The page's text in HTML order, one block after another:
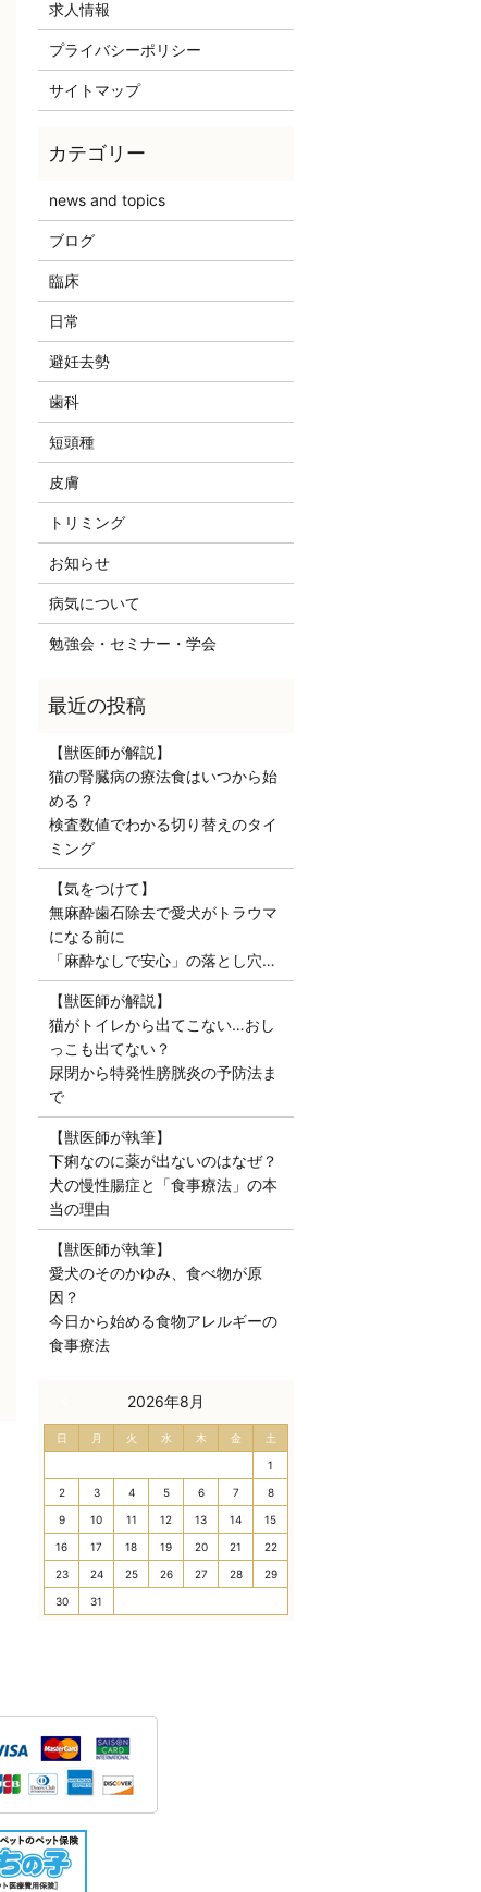
求人情報
プライバシーポリシー
サイトマップ
news and topics
ブログ
臨床
日常
避妊去勢
歯科
短頭種
皮膚
トリミング
お知らせ
病気について
勉強会・セミナー・学会
【獣医師が解説】
猫の腎臓病の療法食はいつから始
める？
検査数値でわかる切り替えのタイ
ミング
【気をつけて】
無麻酔歯石除去で愛犬がトラウマ
になる前に
「麻酔なしで安心」の落とし穴…
【獣医師が解説】
猫がトイレから出てこない…おし
っこも出てない？
尿閉から特発性膀胱炎の予防法ま
で
【獣医師が執筆】
下痢なのに薬が出ないのはなぜ？
犬の慢性腸症と「食事療法」の本
当の理由
【獣医師が執筆】
愛犬のそのかゆみ、食べ物が原
因？
今日から始める食物アレルギーの
食事療法
2026年8月
日 月 火 水 木 金 土
1
2 3 4 5 6 7 8
9 10 11 12 13 14 15
16 17 18 19 20 21 22
23 24 25 26 27 28 29
30 31